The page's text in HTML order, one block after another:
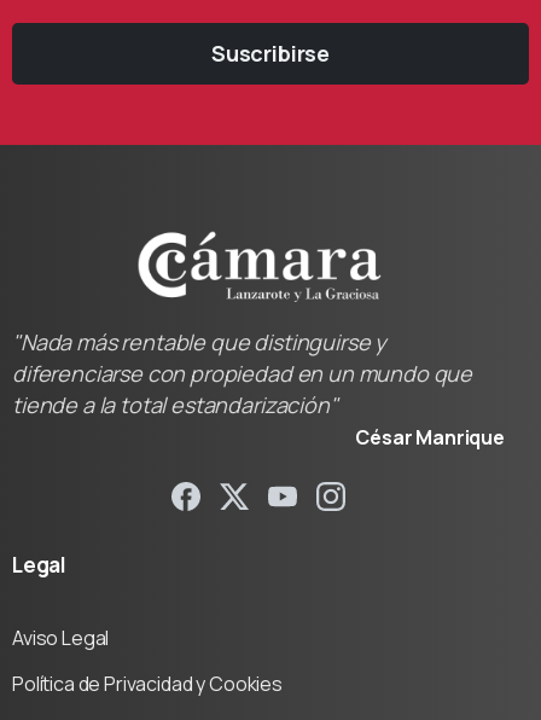
Suscribirse
"Nada más rentable que distinguirse y
diferenciarse con propiedad en un mundo que
tiende a la total estandarización"
César Manrique
Legal
Aviso Legal
Política de Privacidad y Cookies